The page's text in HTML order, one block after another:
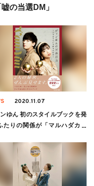
の当選DM」
2020.11.07
ゆん 初のスタイルブックを発
たりの関係が「マルハダカ」